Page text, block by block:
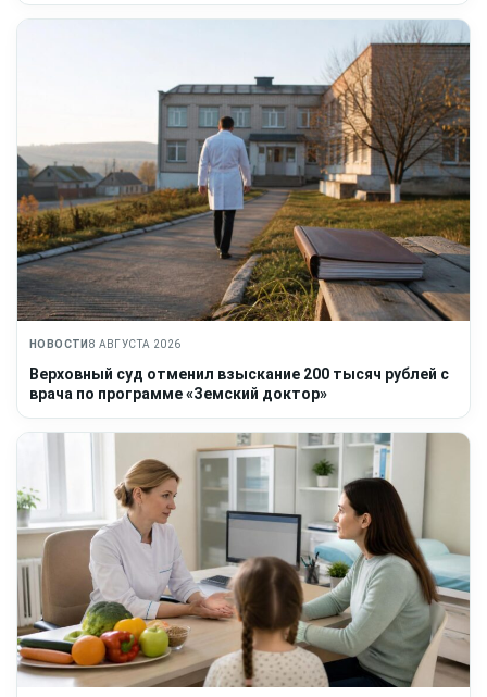
НОВОСТИ 8 АВГУСТА 2026
Верховный суд отменил взыскание 200 тысяч рублей с
врача по программе «Земский доктор»